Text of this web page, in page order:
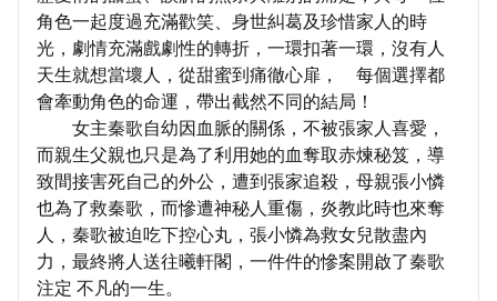
角色一起度過充滿歡笑、身世糾葛及珍惜家人的時
光，劇情充滿戲劇性的轉折，一環扣著一環，沒有人
天生就想當壞人，從甜蜜到痛徹心扉， 每個選擇都
會牽動角色的命運，帶出截然不同的結局！
女主秦歌自幼因血脈的關係，不被張家人喜愛，
而親生父親也只是為了利用她的血奪取赤煉秘笈，導
致間接害死自己的外公，遭到張家追殺，母親張小憐
也為了救秦歌，而慘遭神秘人重傷，炎教此時也來奪
人，秦歌被迫吃下控心丸，張小憐為救女兒散盡內
力，最終將人送往曦軒閣，一件件的慘案開啟了秦歌
注定 不凡的一生。